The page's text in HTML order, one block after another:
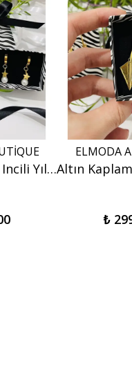
Altın Kaplama Incili Yıldız Küpe - Hediyelik Küpe
ELMODA
₺